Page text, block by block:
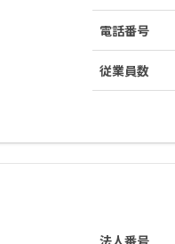
電話番号
従業員数
法人番号